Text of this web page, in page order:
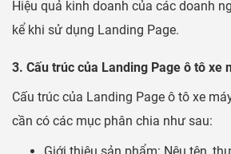
Hiệu quả kinh doanh của các doanh
kể khi sử dụng Landing Page.
3. Cấu trúc của Landing Page ô tô xe
Cấu trúc của Landing Page ô tô xe
cần có các mục phân chia như sau: